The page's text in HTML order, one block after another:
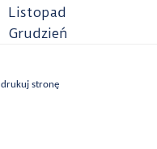
Listopad
Grudzień
drukuj stronę